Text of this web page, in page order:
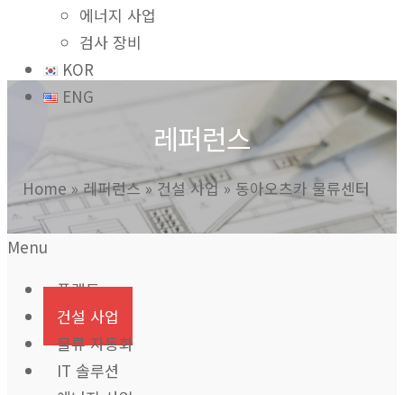
에너지 사업
검사 장비
KOR
ENG
레퍼런스
Home »레퍼런스»건설 사업» 동아오츠카 물류센터
Menu
플랜트
건설 사업
물류 자동화
IT 솔루션